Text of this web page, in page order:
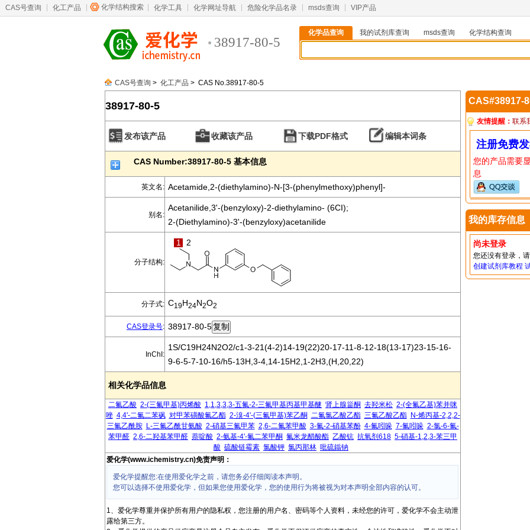
CAS号查询 化工产品 化学结构搜索 化学工具 化学网址导航 危险化学品名录 msds查询 VIP产品
38917-80-5
化学品查询 我的试剂库查询 msds查询
化学结构查询
CAS号查询 > 化工产品 > CAS No.38917-80-5
38917-80-5
发布该产品 收藏该产品 下载PDF格式 编辑本词条
CAS Number:38917-80-5 基本信息
英文名: Acetamide,2-(diethylamino)-N-[3-(phenylmethoxy)phenyl]-
别名:
Acetanilide,3'-(benzyloxy)-2-diethylamino- (6CI);
2-(Diethylamino)-3'-(benzyloxy)acetanilide
分子结构:
1 2
分子式: C19H24N2O2
CAS登录号: 38917-80-5
InChI:
1S/C19H24N2O2/c1-3-21(4-2)14-19(22)20-17-11-8-12-18(13-17)23-15-16-
9-6-5-7-10-16/h5-13H,3-4,14-15H2,1-2H3,(H,20,22)
相关化学品信息
二氟乙酸 2-(三氟甲基)丙烯酸 1,1,3,3,3-五氟-2-三氟甲基丙基甲基醚 肾上腺甾酮 去羟米松 2-(全氟乙基)苯并咪
唑 4,4'-二氟二苯砜 对甲苯磺酸氟乙酯 2-溴-4'-(三氟甲基)苯乙酮 二氟氯乙酸乙酯 三氟乙酸乙酯
N-烯丙基-2,2,2-
三氟乙酰胺
L-三氟乙酰甘氨酸 2-硝基三氟甲苯 2,6-二氟苯甲酸 3-氟-2-硝基苯酚 4-氟吲哚 7-氟吲哚 2-氯-6-氟-
苯甲醛 2,6-二羟基苯甲醛 萘啶酸 2-氨基-4'-氟二苯甲酮 氟米龙醋酸酯 乙酸钪 抗氧剂618 5-硝基-1,2,3-苯三甲
酸 硫酸链霉素 氯酸钾 氯丙那林 吡硫鎓钠
爱化学(www.ichemistry.cn)免责声明：
爱化学提醒您:在使用爱化学之前，请您务必仔细阅读本声明。
您可以选择不使用爱化学，但如果您使用爱化学，您的使用行为将被视为对本声明全部内容的认可。
1、爱化学尊重并保护所有用户的隐私权，您注册的用户名、密码等个人资料，未经您的许可，爱化学不会主动泄
露给第三方。
CAS#38917-
友情提醒： 联系
注册免费
您的产品需要
息
我的库存信息
尚未登录
您还没有登录，
创建试剂库教程